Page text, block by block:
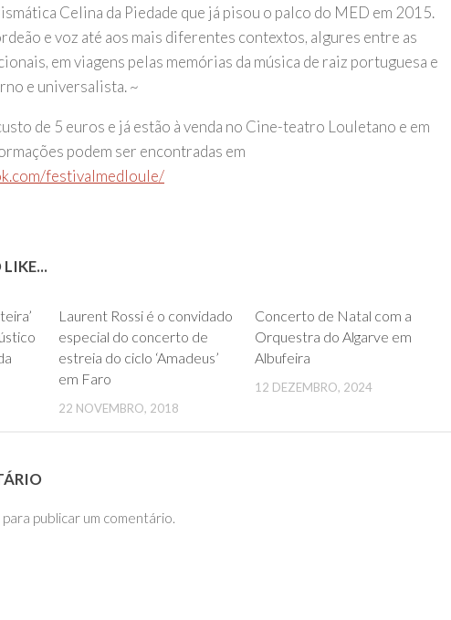
Celina da Piedade que já pisou o palco do MED em 2015.
e voz até aos mais diferentes contextos, algures entre as
em viagens pelas memórias da música de raiz portuguesa e
e universalista. ~
de 5 euros e já estão à venda no Cine-teatro Louletano e em
podem ser encontradas em
festivalmedloule/
Laurent Rossi é o convidado
especial do concerto de
estreia do ciclo ‘Amadeus’
em Faro
22 NOVEMBRO, 2018
Concerto de Natal com a
Orquestra do Algarve em
Albufeira
12 DEZEMBRO, 2024
para publicar um comentário.